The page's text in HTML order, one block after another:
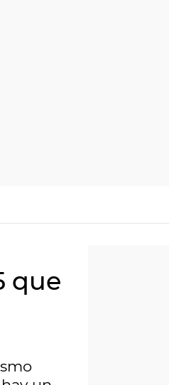
que